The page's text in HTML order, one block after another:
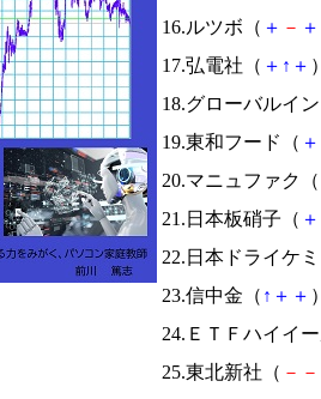
16.ルツボ（ ＋ － ＋
17.弘電社（ ＋ ↑ ＋
18.グローバルイ
19.東和フード（ ＋
20.マニュファク（
21.日本板硝子（ ＋
22.日本ドライケ
23.信中金（ ↑ ＋ ＋
24.ＥＴＦハイイ
25.東北新社（ － －